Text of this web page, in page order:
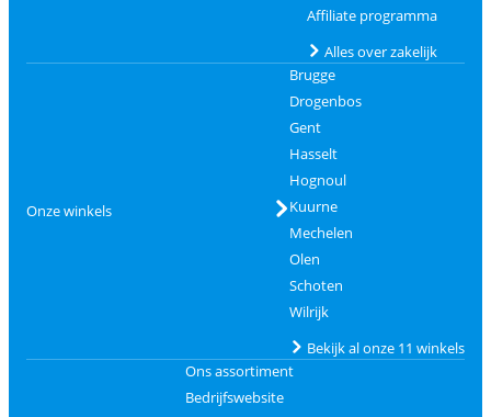
Affiliate programma
Alles over zakelijk
Onze winkels
Brugge
Drogenbos
Gent
Hasselt
Hognoul
Kuurne
Mechelen
Olen
Schoten
Wilrijk
Bekijk al onze 11 winkels
Ons assortiment
Bedrijfswebsite